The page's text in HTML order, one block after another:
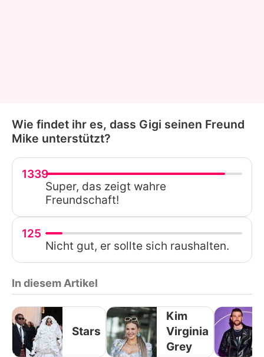
Wie findet ihr es, dass Gigi seinen Freund
Mike unterstützt?
1339
Super, das zeigt wahre
Freundschaft!
125
Nicht gut, er sollte sich raushalten.
In diesem Artikel
Stars
Kim
Virginia
Grey